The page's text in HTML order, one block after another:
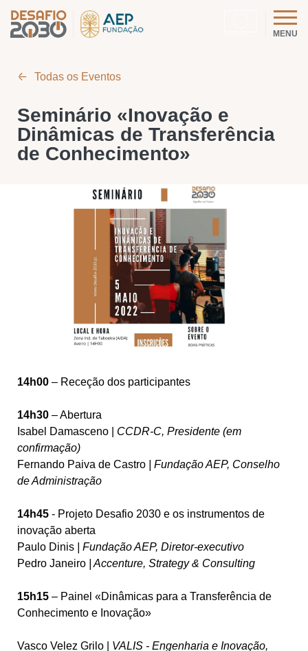
MENU
Todas os Eventos
Seminário «Inovação e
Dinâmicas de Transferência
de Conhecimento»
14h00 – Receção dos participantes
14h30 – Abertura
Isabel Damasceno | CCDR-C, Presidente (em
confirmação)
Fernando Paiva de Castro | Fundação AEP, Conselho
de Administração
14h45 - Projeto Desafio 2030 e os instrumentos de
inovação aberta
Paulo Dinis | Fundação AEP, Diretor-executivo
Pedro Janeiro | Accenture, Strategy & Consulting
15h15 – Painel «Dinâmicas para a Transferência de
Conhecimento e Inovação»
Vasco Velez Grilo | VALIS - Engenharia e Inovação,